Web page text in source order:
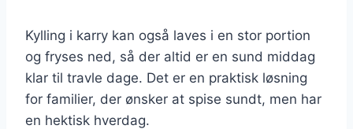
Kylling i karry kan også laves i en stor portion
og fryses ned, så der altid er en sund middag
klar til travle dage. Det er en praktisk løsning
for familier, der ønsker at spise sundt, men har
en hektisk hverdag.